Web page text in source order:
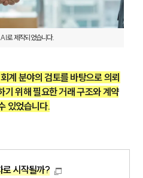
로 제작되었습니다.
계 분야의 검토를 바탕으로 의뢰
위해 필요한 거래 구조와 계약
있었습니다.
로 시작될까?